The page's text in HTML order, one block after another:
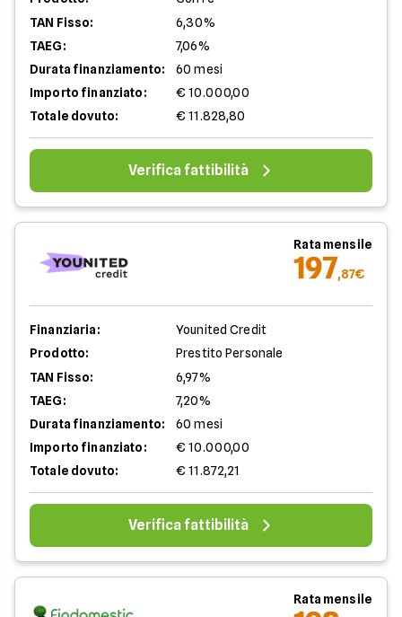
TAN Fisso:
6,30%
TAEG:
7,06%
Durata finanziamento:
60 mesi
Importo finanziato:
€ 10.000,00
Totale dovuto:
€ 11.828,80
Verifica fattibilità
Rata mensile
197,87€
Finanziaria:
Younited Credit
Prodotto:
Prestito Personale
TAN Fisso:
6,97%
TAEG:
7,20%
Durata finanziamento:
60 mesi
Importo finanziato:
€ 10.000,00
Totale dovuto:
€ 11.872,21
Verifica fattibilità
Rata mensile